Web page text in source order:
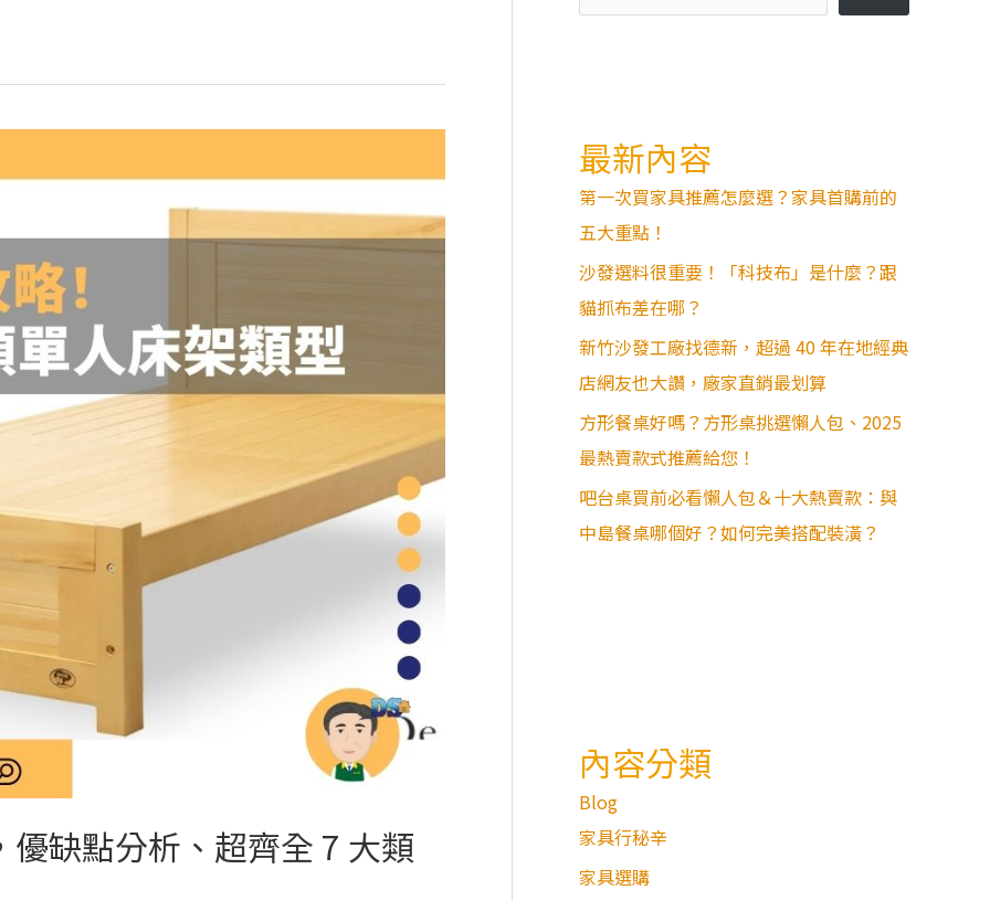
缺點分析、超齊全 7 大類
最新內容
第一次買家具推薦怎麼選？家具首購前的
五大重點！
沙發選料很重要！「科技布」是什麼？跟
貓抓布差在哪？
新竹沙發工廠找德新，超過 40 年在地經典
店網友也大讚，廠家直銷最划算
方形餐桌好嗎？方形桌挑選懶人包、2025
最熱賣款式推薦給您！
吧台桌買前必看懶人包＆十大熱賣款：與
中島餐桌哪個好？如何完美搭配裝潢？
內容分類
Blog
家具行秘辛
家具選購